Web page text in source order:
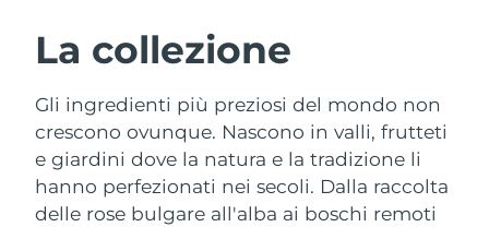
La collezione
Gli ingredienti più preziosi del mondo non
crescono ovunque. Nascono in valli, frutteti
e giardini dove la natura e la tradizione li
hanno perfezionati nei secoli. Dalla raccolta
delle rose bulgare all'alba ai boschi remoti
Detersione viso
LUNA™ 4 pacchetto
Anti-aging massage
Lifting viso
BEAR™ 2 pacchetto
Microcurrent toning
Austria
Belgio Consegna stimata12/8/26
Bermuda Consegna stimata18/8/26